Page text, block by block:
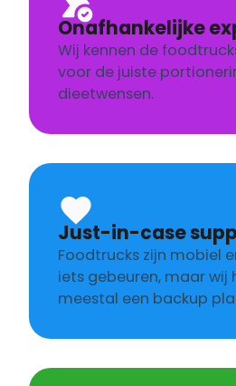
Onafhankelijke
Wij kennen de
voor de juiste
dieetwensen.
Just-in-case
Foodtrucks zijn mobiel
iets gebeuren, maar wij
meestal een backup